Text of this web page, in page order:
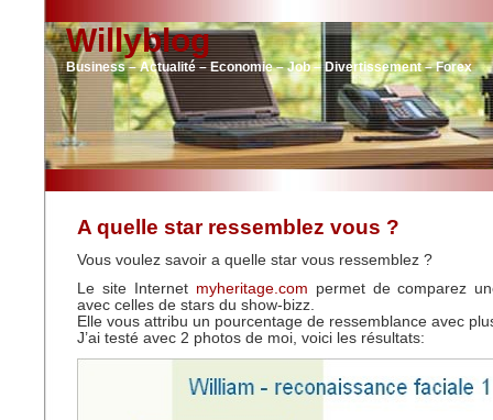
Willyblog
Business – Actualité – Economie – Job – Divertissement – Forex
A quelle star ressemblez vous ?
Vous voulez savoir a quelle star vous ressemblez ?
Le site Internet myheritage.com permet de comparez
avec celles de stars du show-bizz.
Elle vous attribu un pourcentage de ressemblance avec
J’ai testé avec 2 photos de moi, voici les résultats: